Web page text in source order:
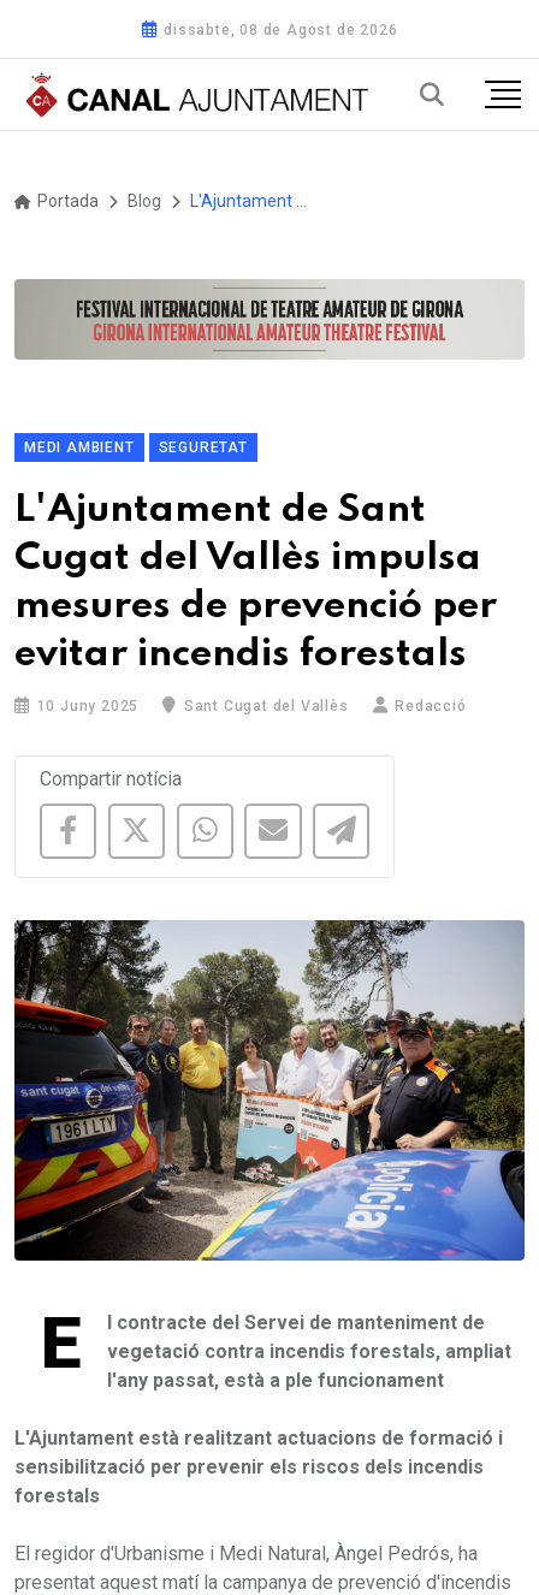
dissabte, 08 de Agost de 2026
Portada Blog
MEDI AMBIENT SEGURETAT
L'Ajuntament de Sant
Cugat del Vallès impulsa
mesures de prevenció per
evitar incendis forestals
10 Juny 2025 Sant Cugat del Vallès Redacció
Compartir notícia
E
l contracte del Servei de manteniment de
vegetació contra incendis forestals, ampliat
l'any passat, està a ple funcionament
L'Ajuntament està realitzant actuacions de formació i
sensibilització per prevenir els riscos dels incendis
forestals
El regidor d'Urbanisme i Medi Natural, Àngel Pedrós, ha
presentat aquest matí la campanya de prevenció d'incendis